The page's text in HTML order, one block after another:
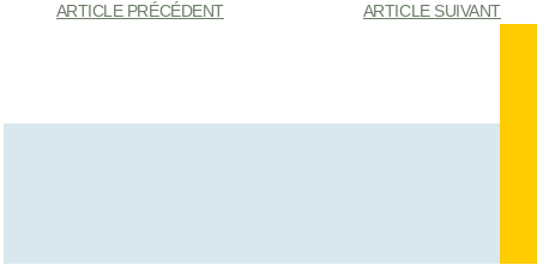
ARTICLE PRÉCÉDENT ARTICLE SUIVANT